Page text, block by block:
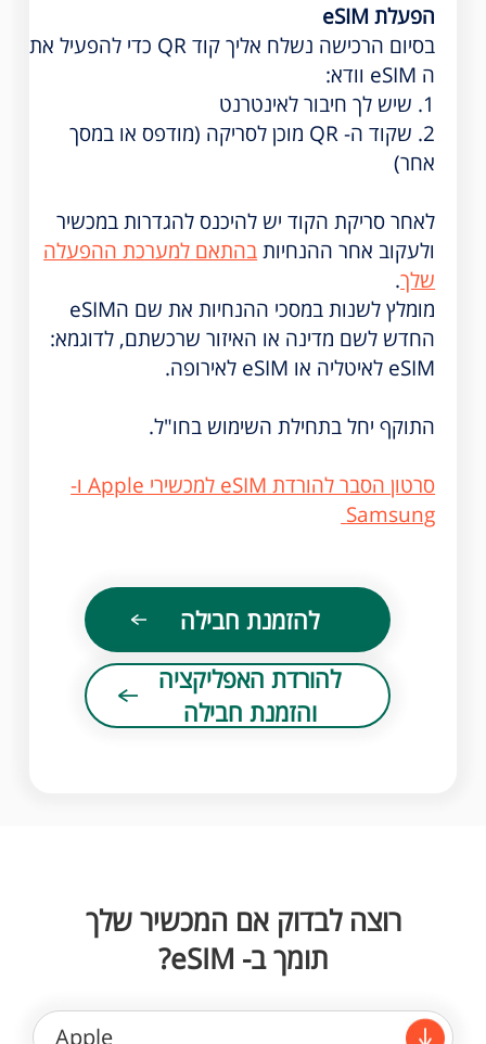
הפעלת eSIM
בסיום הרכישה נשלח אליך קוד QR כדי להפעיל את
ה eSIM וודא:
1. שיש לך חיבור לאינטרנט
2. שקוד ה- QR מוכן לסריקה (מודפס או במסך
אחר)
לאחר סריקת הקוד יש להיכנס להגדרות במכשיר
ולעקוב אחר ההנחיותבהתאם למערכת ההפעלה
שלך.
מומלץ לשנות במסכי ההנחיות את שם הeSIM
החדש לשם מדינה או האיזור שרכשתם, לדוגמא:
eSIM לאיטליה או eSIM לאירופה.
התוקף יחל בתחילת השימוש בחו"ל.
סרטון הסבר להורדת eSIM למכשירי Apple ו-
Samsung
להזמנת חבילה
להורדת האפליקציה
והזמנת חבילה
רוצה לבדוק אם המכשיר שלך
תומך ב- eSIM?
Apple